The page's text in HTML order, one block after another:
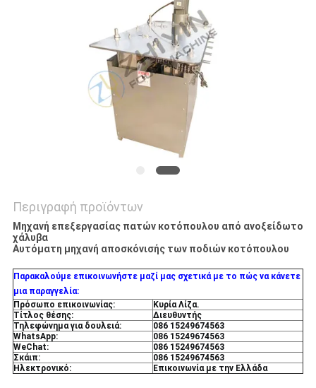
Περιγραφή προϊόντων
Μηχανή επεξεργασίας πατών κοτόπουλου από ανοξείδωτο
χάλυβα
Αυτόματη μηχανή αποσκόνισής των ποδιών κοτόπουλου
Παρακαλούμε επικοινωνήστε μαζί μας σχετικά με το πώς να κάνετε
μια παραγγελία:
Πρόσωπο επικοινωνίας:
Κυρία Λίζα.
Τίτλος θέσης:
Διευθυντής
Τηλεφώνημα για δουλειά:
086 15249674563
WhatsApp:
086 15249674563
WeChat:
086 15249674563
Σκάιπ:
086 15249674563
Ηλεκτρονικό:
Επικοινωνία με την Ελλάδα